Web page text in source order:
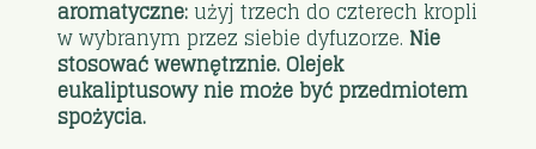
aromatyczne:użyj trzech do czterech kropli
w wybranym przez siebie dyfuzorze. Nie
stosować wewnętrznie. Olejek
eukaliptusowy nie może być przedmiotem
spożycia.